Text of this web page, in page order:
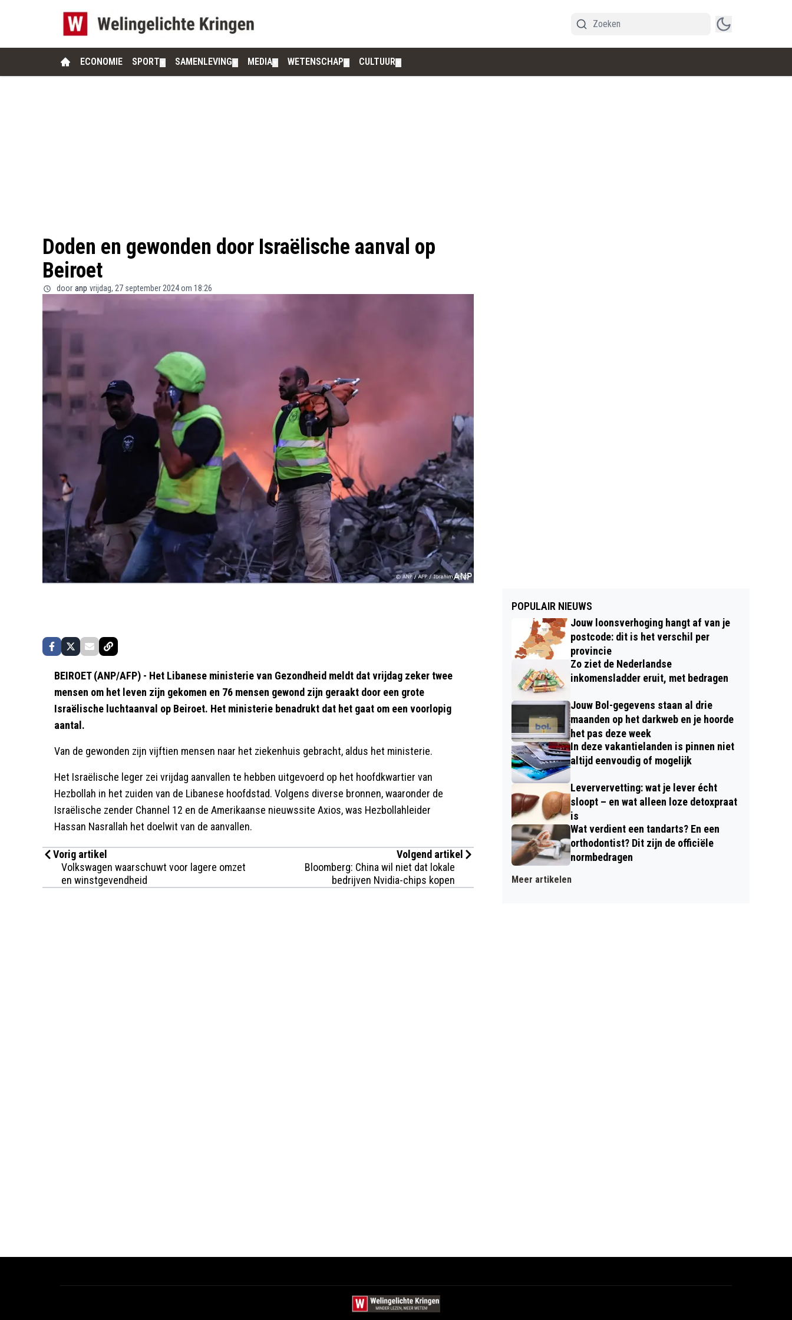
ECONOMIE SPORT SAMENLEVING MEDIA WETENSCHAP CULTUUR
Doden en gewonden door Israëlische aanval op
Beiroet
door anp vrijdag, 27 september 2024 om 18:26
BEIROET (ANP/AFP) - Het Libanese ministerie van Gezondheid meldt dat vrijdag zeker twee
mensen om het leven zijn gekomen en 76 mensen gewond zijn geraakt door een grote
Israëlische luchtaanval op Beiroet. Het ministerie benadrukt dat het gaat om een voorlopig
aantal.
Van de gewonden zijn vijftien mensen naar het ziekenhuis gebracht, aldus het ministerie.
Het Israëlische leger zei vrijdag aanvallen te hebben uitgevoerd op het hoofdkwartier van
Hezbollah in het zuiden van de Libanese hoofdstad. Volgens diverse bronnen, waaronder de
Israëlische zender Channel 12 en de Amerikaanse nieuwssite Axios, was Hezbollahleider
Hassan Nasrallah het doelwit van de aanvallen.
Vorig artikel
Volkswagen waarschuwt voor lagere omzet
en winstgevendheid
Volgend artikel
Bloomberg: China wil niet dat lokale
bedrijven Nvidia-chips kopen
POPULAIR NIEUWS
Jouw loonsverhoging hangt af van je
postcode: dit is het verschil per
provincie
Zo ziet de Nederlandse
inkomensladder eruit, met bedragen
Jouw Bol-gegevens staan al drie
maanden op het darkweb en je hoorde
het pas deze week
In deze vakantielanden is pinnen niet
altijd eenvoudig of mogelijk
Leververvetting: wat je lever écht
sloopt – en wat alleen loze detoxpraat
is
Wat verdient een tandarts? En een
orthodontist? Dit zijn de officiële
normbedragen
Meer artikelen